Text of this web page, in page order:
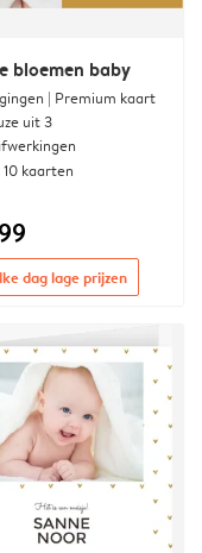
bloemen baby
| Premium kaart
uit 3
kaarten
dag lage prijzen